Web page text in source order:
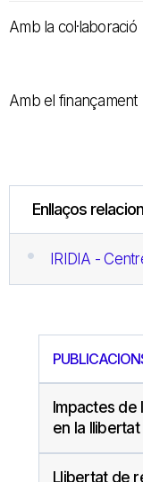
Amb la col·laboració
Amb el finançament
Enllaços
IRIDIA -
Impactes de
en la
Llibertat de